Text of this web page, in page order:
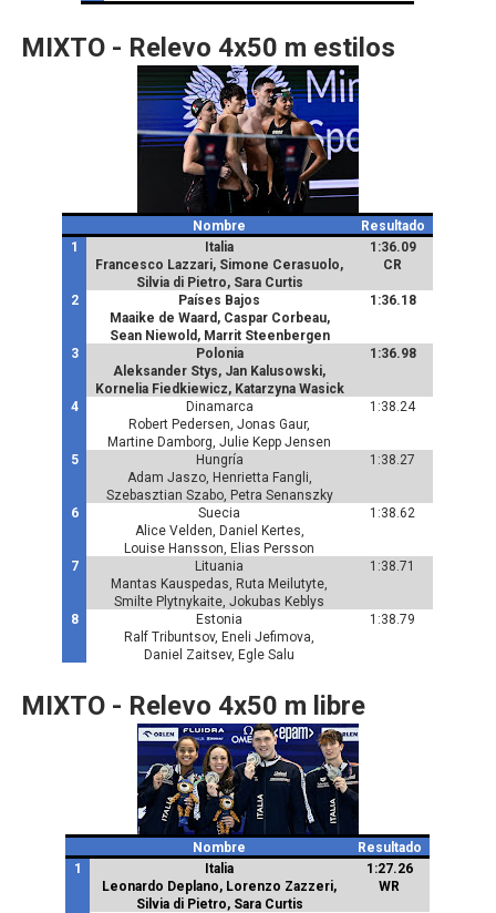
MIXTO - Relevo 4x50 m estilos
Nombre
Resultado
1
Italia
Francesco Lazzari, Simone Cerasuolo,
Silvia di Pietro, Sara Curtis
1:36.09
CR
2
Países Bajos
Maaike de Waard, Caspar Corbeau,
Sean Niewold, Marrit Steenbergen
1:36.18
3
Polonia
Aleksander Stys, Jan Kalusowski,
Kornelia Fiedkiewicz, Katarzyna Wasick
1:36.98
4
Dinamarca
Robert Pedersen, Jonas Gaur,
Martine Damborg, Julie Kepp Jensen
1:38.24
5
Hungría
Adam Jaszo, Henrietta Fangli,
Szebasztian Szabo, Petra Senanszky
1:38.27
6
Suecia
Alice Velden, Daniel Kertes,
Louise Hansson, Elias Persson
1:38.62
7
Lituania
Mantas Kauspedas, Ruta Meilutyte,
Smilte Plytnykaite, Jokubas Keblys
1:38.71
8
Estonia
Ralf Tribuntsov, Eneli Jefimova,
Daniel Zaitsev, Egle Salu
1:38.79
MIXTO - Relevo 4x50 m libre
Nombre
Resultado
1
Italia
Leonardo Deplano, Lorenzo Zazzeri,
Silvia di Pietro, Sara Curtis
1:27.26
WR